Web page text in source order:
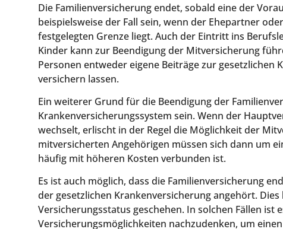
Die Familienversicherung endet, sobald eine der
beispielsweise der Fall sein, wenn der Ehepartner
festgelegten Grenze liegt. Auch der Eintritt ins
Kinder kann zur Beendigung der Mitversicherung
Personen entweder eigene Beiträge zur
versichern lassen.
Ein weiterer Grund für die Beendigung der
Krankenversicherungssystem sein. Wenn der
wechselt, erlischt in der Regel die Möglichkeit der
mitversicherten Angehörigen müssen sich dann um
häufig mit höheren Kosten verbunden ist.
Es ist auch möglich, dass die Familienversicherung
der gesetzlichen Krankenversicherung angehört.
Versicherungsstatus geschehen. In solchen Fällen
Versicherungsmöglichkeiten nachzudenken, um